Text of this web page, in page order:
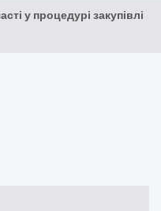
у процедурі закупівлі